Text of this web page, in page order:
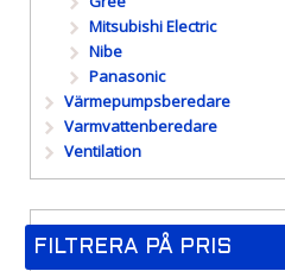
Mitsubishi Electric
Nibe
Panasonic
Värmepumpsberedare
Varmvattenberedare
Ventilation
FILTRERA PÅ PRIS